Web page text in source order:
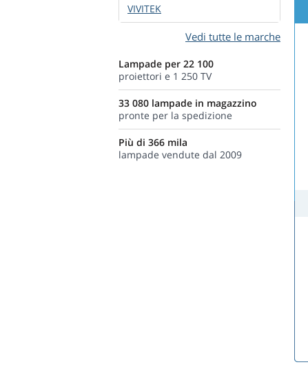
VIVITEK
Vedi tutte le marche
Lampade per 22 100
proiettori e 1 250 TV
33 080 lampade in magazzino
pronte per la spedizione
Più di 366 mila
lampade vendute dal 2009